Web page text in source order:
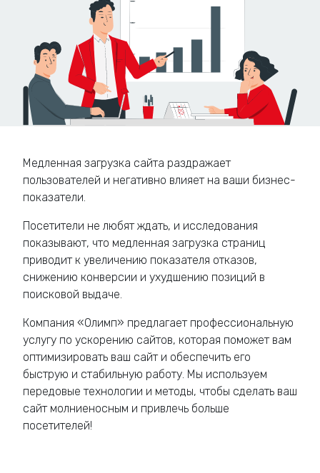
Медленная загрузка сайта раздражает
пользователей и негативно влияет на ваши бизнес-
показатели.
Посетители не любят ждать, и исследования
показывают, что медленная загрузка страниц
приводит к увеличению показателя отказов,
снижению конверсии и ухудшению позиций в
поисковой выдаче.
Компания «Олимп» предлагает профессиональную
услугу по ускорению сайтов, которая поможет вам
оптимизировать ваш сайт и обеспечить его
быструю и стабильную работу. Мы используем
передовые технологии и методы, чтобы сделать ваш
сайт молниеносным и привлечь больше
посетителей!